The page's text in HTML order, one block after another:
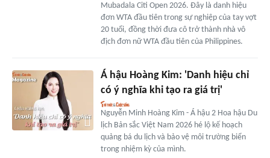
Mubadala Citi Open 2026. Đây là danh hiệu
đơn WTA đầu tiên trong sự nghiệp của tay vợt
20 tuổi, đồng thời đưa cô trở thành nhà vô
địch đơn nữ WTA đầu tiên của Philippines.
Á hậu Hoàng Kim: 'Danh hiệu chỉ
có ý nghĩa khi tạo ra giá trị'
Nguyễn Minh Hoàng Kim - Á hậu 2 Hoa hậu Du
lịch Bản sắc Việt Nam 2026 hé lộ kế hoạch
quảng bá du lịch và bảo vệ môi trường biển
trong nhiệm kỳ của mình.